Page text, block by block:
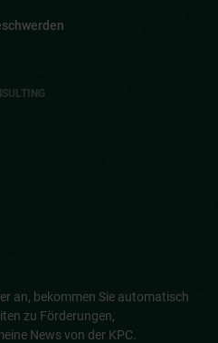
an, bekommen Sie automatisch
zu Förderungen,
News von der KPC.